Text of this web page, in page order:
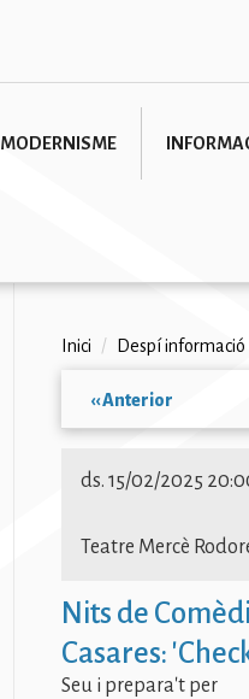
MODERNISME
Fil
d'ariadna
Inici / Despí informació
Paginació
‹‹Anterior
ds. 15/02/2025
Teatre Mercè
Nits de
Casares:
Seu i prepara't per